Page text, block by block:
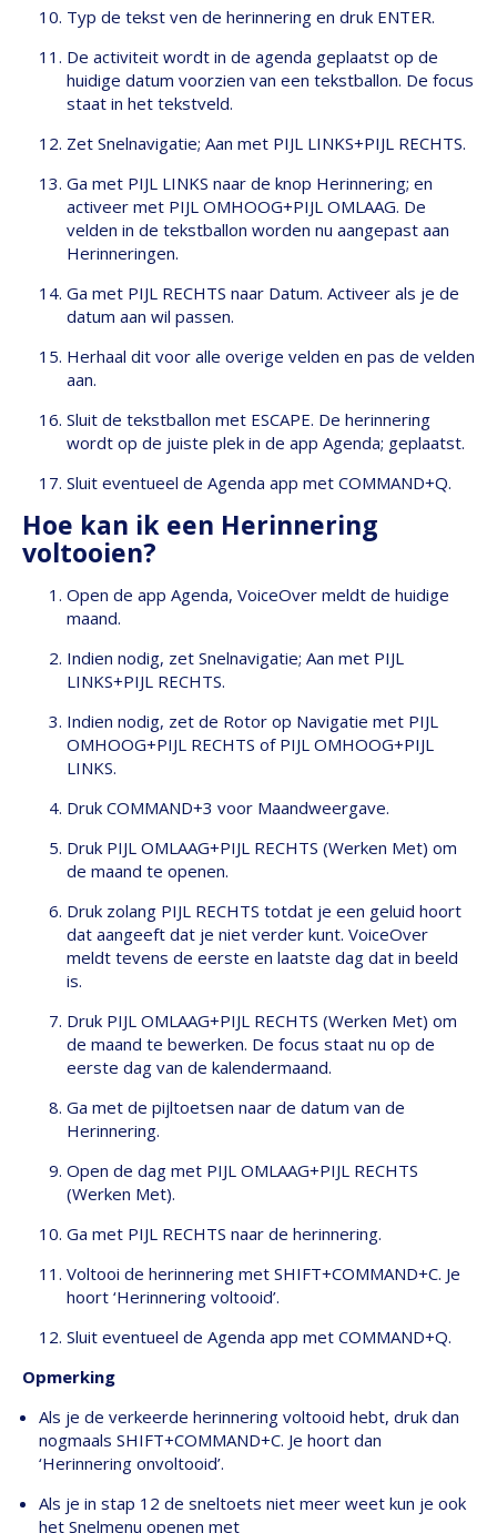
Typ de tekst ven de herinnering en druk ENTER.
De activiteit wordt in de agenda geplaatst op de
huidige datum voorzien van een tekstballon. De focus
staat in het tekstveld.
Zet Snelnavigatie; Aan met PIJL LINKS+PIJL RECHTS.
Ga met PIJL LINKS naar de knop Herinnering; en
activeer met PIJL OMHOOG+PIJL OMLAAG. De
velden in de tekstballon worden nu aangepast aan
Herinneringen.
Ga met PIJL RECHTS naar Datum. Activeer als je de
datum aan wil passen.
Herhaal dit voor alle overige velden en pas de velden
aan.
Sluit de tekstballon met ESCAPE. De herinnering
wordt op de juiste plek in de app Agenda; geplaatst.
Sluit eventueel de Agenda app met COMMAND+Q.
Hoe kan ik een Herinnering
voltooien?
Open de app Agenda, VoiceOver meldt de huidige
maand.
Indien nodig, zet Snelnavigatie; Aan met PIJL
LINKS+PIJL RECHTS.
Indien nodig, zet de Rotor op Navigatie met PIJL
OMHOOG+PIJL RECHTS of PIJL OMHOOG+PIJL
LINKS.
Druk COMMAND+3 voor Maandweergave.
Druk PIJL OMLAAG+PIJL RECHTS (Werken Met) om
de maand te openen.
Druk zolang PIJL RECHTS totdat je een geluid hoort
dat aangeeft dat je niet verder kunt. VoiceOver
meldt tevens de eerste en laatste dag dat in beeld
is.
Druk PIJL OMLAAG+PIJL RECHTS (Werken Met) om
de maand te bewerken. De focus staat nu op de
eerste dag van de kalendermaand.
Ga met de pijltoetsen naar de datum van de
Herinnering.
Open de dag met PIJL OMLAAG+PIJL RECHTS
(Werken Met).
Ga met PIJL RECHTS naar de herinnering.
Voltooi de herinnering met SHIFT+COMMAND+C. Je
hoort ‘Herinnering voltooid’.
Sluit eventueel de Agenda app met COMMAND+Q.
Opmerking
Als je de verkeerde herinnering voltooid hebt, druk dan
nogmaals SHIFT+COMMAND+C. Je hoort dan
‘Herinnering onvoltooid’.
Als je in stap 12 de sneltoets niet meer weet kun je ook
het Snelmenu openen met